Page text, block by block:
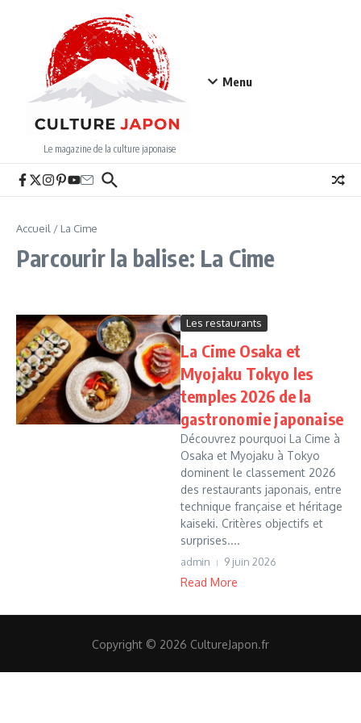
Le magazine de la culture japonaise
Menu
Accueil / La Cime
Parcourir la balise: La Cime
Les restaurants
La Cime Osaka et
Myojaku Tokyo les
temples 2026 de la
gastronomie japonaise
Découvrez pourquoi La Cime à
Osaka et Myojaku à Tokyo
dominent le classement 2026
des restaurants japonais, entre
technique française et héritage
kaiseki. Critères objectifs et
surprises....
admin 9 juin 2026
Read More